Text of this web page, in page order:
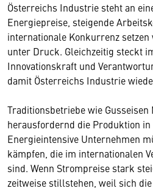
Österreichs Industrie steht an
Energiepreise, steigende
internationale Konkurrenz
unter Druck. Gleichzeitig steckt
Innovationskraft und
damit Österreichs Industrie
Traditionsbetriebe wie Gusseisen
herausfordernd die Produktion
Energieintensive Unternehmen
kämpfen, die im internationalen
sind. Wenn Strompreise stark
zeitweise stillstehen, weil sich